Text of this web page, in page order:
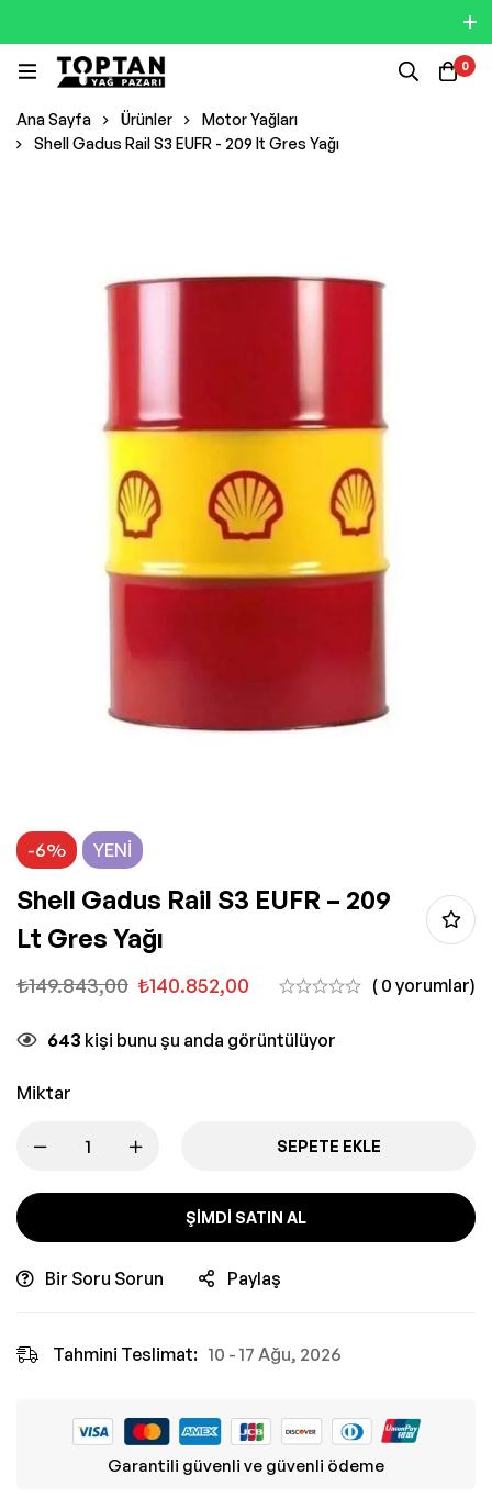
0
Ana Sayfa Ürünler
Motor Yağları
Shell Gadus Rail S3 EUFR - 209 lt Gres Yağı
-6% YENI
Shell Gadus Rail S3 EUFR – 209
Lt Gres Yağı
₺149.843,00 ₺140.852,00 ( 0 yorumlar)
643 kişi bunu şu anda görüntülüyor
Miktar
SEPETE EKLE
ŞIMDI SATIN AL
Bir Soru Sorun Paylaş
Tahmini Teslimat: 10 - 17 Ağu, 2026
Garantili güvenli ve güvenli ödeme